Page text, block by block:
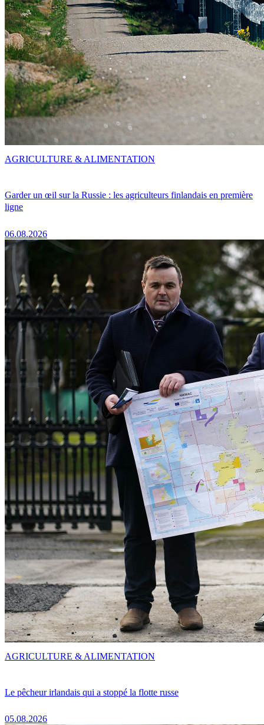
Garder un œil sur la Russie : les agriculteurs finlandais en première
ligne
06.08.2026
AGRICULTURE & ALIMENTATION
Le pêcheur irlandais qui a stoppé la flotte russe
05.08.2026
AGRICULTURE & ALIMENTATION